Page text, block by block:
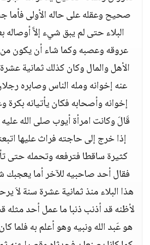
صحيح وعقله على حاله الأولى فأما
البلاء حتى لم يبق شيء إلاَّ
عروقه وعصبه وكما شاء أن يكون
الأهل والمال وكان كذلك ثمانية
عنه إخوانه ومله الناس وصابره
إخوانه وأصحابه فكان يأتيانه
قَالَ وكانت امرأة أيوب صلى الله
إذا خرج إلى حاجته فراث عليها
كثيرة ساقطا فترفعه وتحمله حتى
فقال أحد صاحبيه للآخر أما يعجبك
هذا البلاء منذ ثمانية عشرة سنة لاَ
لأظنه قد أذنب ذنبا ما عمل أحد
هو عَبد الله ونبيه وهو أعلم به فلما